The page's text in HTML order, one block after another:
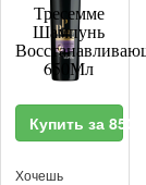
Тресемме
Шампунь
650Мл
Купить за 850
Хочешь